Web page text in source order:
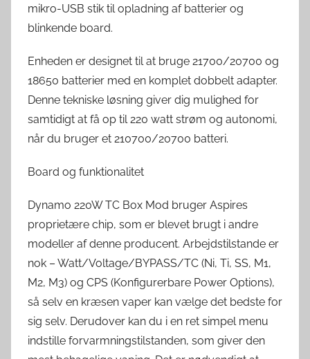
mikro-USB stik til opladning af batterier og
blinkende board.
Enheden er designet til at bruge 21700/20700 og
18650 batterier med en komplet dobbelt adapter.
Denne tekniske løsning giver dig mulighed for
samtidigt at få op til 220 watt strøm og autonomi,
når du bruger et 210700/20700 batteri.
Board og funktionalitet
Dynamo 220W TC Box Mod bruger Aspires
proprietære chip, som er blevet brugt i andre
modeller af denne producent. Arbejdstilstande er
nok – Watt/Voltage/BYPASS/TC (Ni, Ti, SS, M1,
M2, M3) og CPS (Konfigurerbare Power Options),
så selv en kræsen vaper kan vælge det bedste for
sig selv. Derudover kan du i en ret simpel menu
indstille forvarmningstilstanden, som giver den